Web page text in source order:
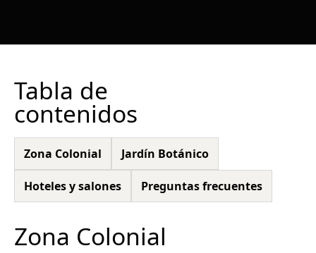
Tabla de
contenidos
Zona Colonial Jardín Botánico
Hoteles y salones Preguntas frecuentes
Zona Colonial